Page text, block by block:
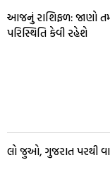
આજનું રાશિફળ: જાણો
પરિસ્થિતિ કેવી રહેશે
લો જુઓ, ગુજરાત પરથી